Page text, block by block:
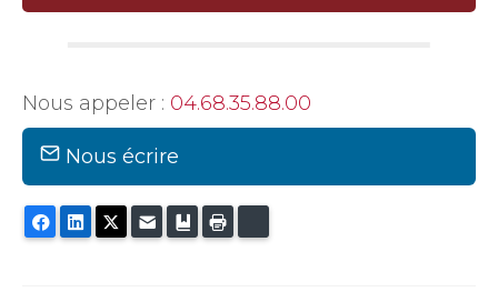
Nous appeler : 04.68.35.88.00
Nous écrire
FacebookLinkedInTwitter
E-mail Ajouter aux favoris